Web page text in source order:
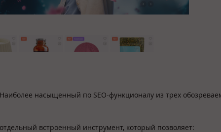
насыщенный по SEO-функционалу из трех
встроенный инструмент, который позволяет: